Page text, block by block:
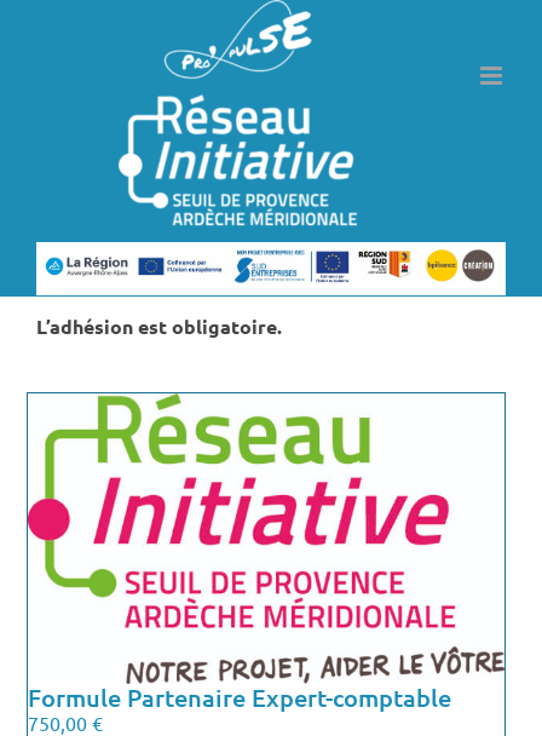
L’adhésion est obligatoire.
Formule Partenaire Expert-comptable
750,00€